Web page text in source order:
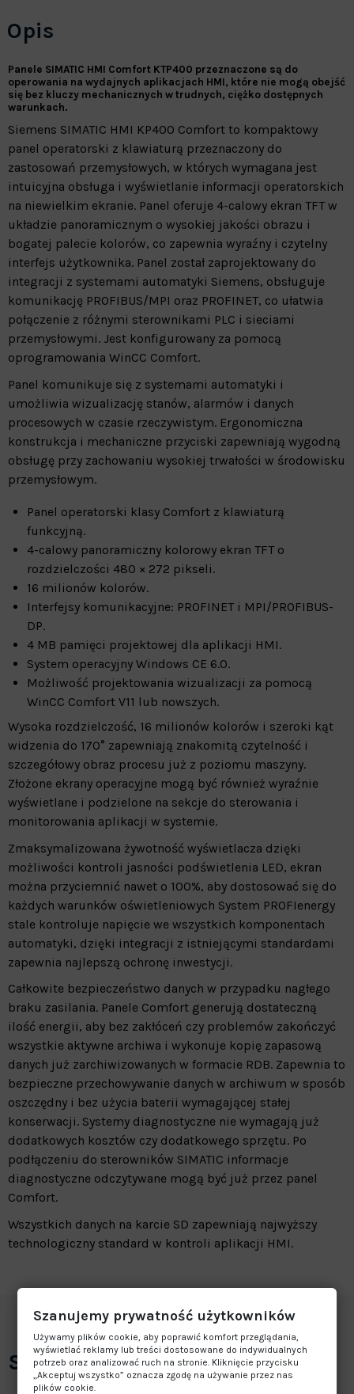
Opis
Panele SIMATIC HMI Comfort KTP400 przeznaczone są do
operowania na wydajnych aplikacjach HMI, które nie mogą obejść
się bez kluczy mechanicznych w trudnych, ciężko dostępnych
warunkach.
Siemens SIMATIC HMI KP400 Comfort to kompaktowy
panel operatorski z klawiaturą przeznaczony do
zastosowań przemysłowych, w których wymagana jest
intuicyjna obsługa i wyświetlanie informacji operatorskich
na niewielkim ekranie. Panel oferuje 4-calowy ekran TFT w
układzie panoramicznym o wysokiej jakości obrazu i
bogatej palecie kolorów, co zapewnia wyraźny i czytelny
interfejs użytkownika. Panel został zaprojektowany do
integracji z systemami automatyki Siemens, obsługuje
komunikację PROFIBUS/MPI oraz PROFINET, co ułatwia
połączenie z różnymi sterownikami PLC i sieciami
przemysłowymi. Jest konfigurowany za pomocą
oprogramowania WinCC Comfort.
Panel komunikuje się z systemami automatyki i
umożliwia wizualizację stanów, alarmów i danych
procesowych w czasie rzeczywistym. Ergonomiczna
konstrukcja i mechaniczne przyciski zapewniają wygodną
obsługę przy zachowaniu wysokiej trwałości w środowisku
przemysłowym.
Panel operatorski klasy Comfort z klawiaturą
funkcyjną.
4-calowy panoramiczny kolorowy ekran TFT o
rozdzielczości 480 × 272 pikseli.
16 milionów kolorów.
Interfejsy komunikacyjne: PROFINET i MPI/PROFIBUS-
DP.
4 MB pamięci projektowej dla aplikacji HMI.
System operacyjny Windows CE 6.0.
Możliwość projektowania wizualizacji za pomocą
WinCC Comfort V11 lub nowszych.
Wysoka rozdzielczość, 16 milionów kolorów i szeroki kąt
widzenia do 170° zapewniają znakomitą czytelność i
szczegółowy obraz procesu już z poziomu maszyny.
Złożone ekrany operacyjne mogą być również wyraźnie
wyświetlane i podzielone na sekcje do sterowania i
monitorowania aplikacji w systemie.
Zmaksymalizowana żywotność wyświetlacza dzięki
możliwości kontroli jasności podświetlenia LED, ekran
można przyciemnić nawet o 100%, aby dostosować się do
każdych warunków oświetleniowych System PROFIenergy
stale kontroluje napięcie we wszystkich komponentach
automatyki, dzięki integracji z istniejącymi standardami
zapewnia najlepszą ochronę inwestycji.
Całkowite bezpieczeństwo danych w przypadku nagłego
braku zasilania. Panele Comfort generują dostateczną
ilość energii, aby bez zakłóceń czy problemów zakończyć
wszystkie aktywne archiwa i wykonuje kopię zapasową
danych już zarchiwizowanych w formacie RDB. Zapewnia to
bezpieczne przechowywanie danych w archiwum w sposób
oszczędny i bez użycia baterii wymagającej stałej
konserwacji. Systemy diagnostyczne nie wymagają już
dodatkowych kosztów czy dodatkowego sprzętu. Po
podłączeniu do sterowników SIMATIC informacje
diagnostyczne odczytywane mogą być już przez panel
Comfort.
Wszystkich danych na karcie SD zapewniają najwyższy
technologiczny standard w kontroli aplikacji HMI.
Specyfikacja
Szanujemy prywatność użytkowników
Używamy plików cookie, aby poprawić komfort przeglądania,
wyświetlać reklamy lub treści dostosowane do indywidualnych
potrzeb oraz analizować ruch na stronie. Kliknięcie przycisku
„Akceptuj wszystko” oznacza zgodę na używanie przez nas
plików cookie.